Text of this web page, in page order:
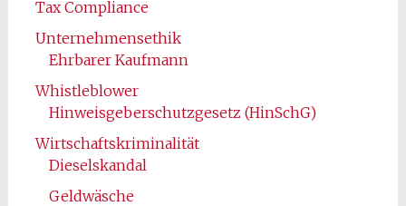
Tax Compliance
Unternehmensethik
Ehrbarer Kaufmann
Whistleblower
Hinweisgeberschutzgesetz (HinSchG)
Wirtschaftskriminalität
Dieselskandal
Geldwäsche